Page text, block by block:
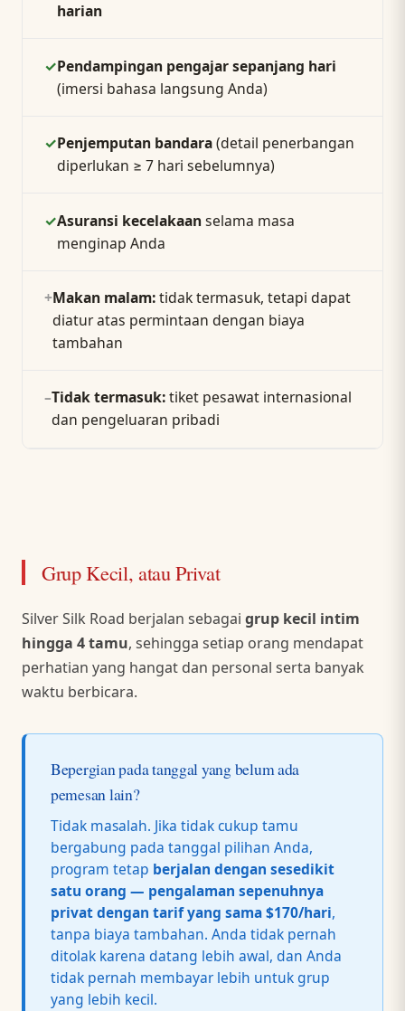
harian
✓Pendampingan pengajar sepanjang hari
(imersi bahasa langsung Anda)
✓Penjemputan bandara(detail penerbangan
diperlukan ≥ 7 hari sebelumnya)
✓Asuransi kecelakaanselama masa
menginap Anda
+Makan malam:tidak termasuk, tetapi dapat
diatur atas permintaan dengan biaya
tambahan
–Tidak termasuk:tiket pesawat internasional
dan pengeluaran pribadi
Grup Kecil, atau Privat
Silver Silk Road berjalan sebagai grup kecil intim
hingga 4 tamu, sehingga setiap orang mendapat
perhatian yang hangat dan personal serta banyak
waktu berbicara.
Bepergian pada tanggal yang belum ada
pemesan lain?
Tidak masalah. Jika tidak cukup tamu
bergabung pada tanggal pilihan Anda,
program tetap berjalan dengan sesedikit
satu orang — pengalaman sepenuhnya
privat dengan tarif yang sama $170/hari,
tanpa biaya tambahan. Anda tidak pernah
ditolak karena datang lebih awal, dan Anda
tidak pernah membayar lebih untuk grup
yang lebih kecil.